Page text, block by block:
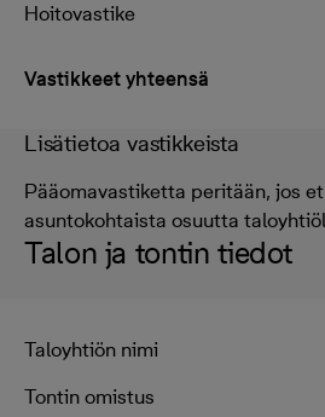
Hoitovastike
Vastikkeet yhteensä
Lisätietoa vastikkeista
Pääomavastiketta peritään, jos
asuntokohtaista osuutta
Talon ja tontin tiedot
Taloyhtiön nimi
Tontin omistus